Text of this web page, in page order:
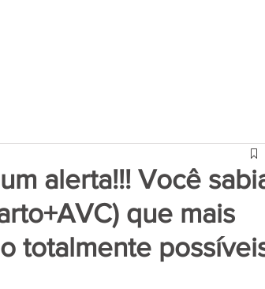
alerta!!! Você
que mais
totalmente